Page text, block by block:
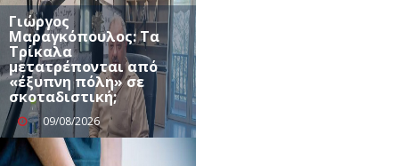
Γιώργος
Μαραγκόπουλος: Τα
Τρίκαλα
μετατρέπονται από
«έξυπνη πόλη» σε
σκοταδιστική;
09/08/2026